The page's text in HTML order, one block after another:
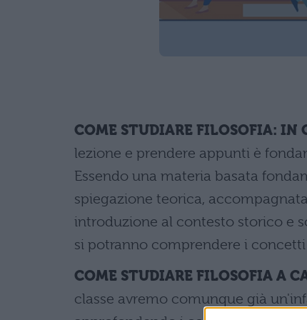
COME STUDIARE FILOSOFIA: IN
lezione e prendere appunti è
Essendo una materia basata
spiegazione teorica,
introduzione al contesto storico e
si potranno comprendere i
COME STUDIARE FILOSOFIA A
classe avremo comunque già